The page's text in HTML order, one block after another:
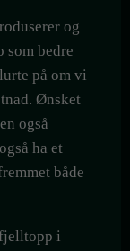
og
som bedre
på om vi
Ønsket
også
ha et
både
i